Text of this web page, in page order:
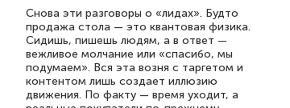
Снова эти разговоры о «лидах». Будто
продажа стола — это квантовая физика.
Сидишь, пишешь людям, а в ответ —
вежливое молчание или «спасибо, мы
подумаем». Вся эта возня с таргетом и
контентом лишь создает иллюзию
движения. По факту — время уходит, а